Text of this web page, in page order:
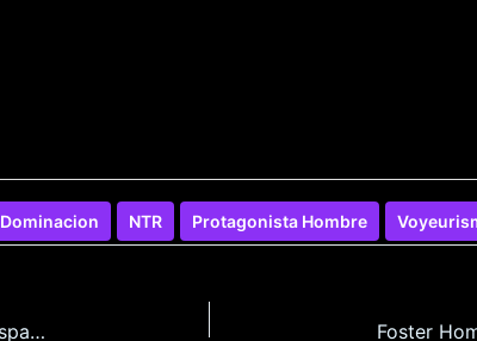
Dominacion NTR Protagonista Hombre
¡Tengamos Sexo con la Chica Drei en Otro Mundo! en Español para Android y Pc Foster